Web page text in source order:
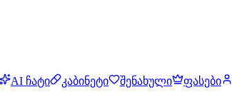
AI ჩატი კაბინეტი შენახული ფასები